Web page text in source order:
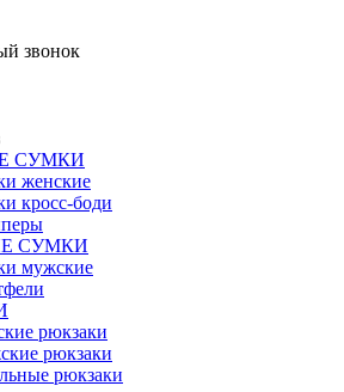
звонок
СУМКИ
женские
кросс-боди
СУМКИ
мужские
рюкзаки
рюкзаки
рюкзаки